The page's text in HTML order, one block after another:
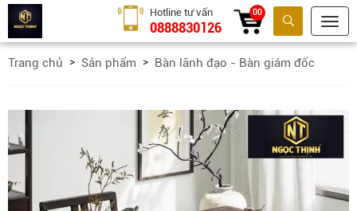
Tìm kiếm
Hotline tư vấn
0888830126
00
Trang chủ Sản phẩm Bàn lãnh đạo - Bàn giám đốc